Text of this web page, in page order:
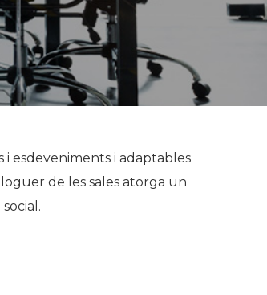
i esdeveniments i adaptables
de les sales atorga un